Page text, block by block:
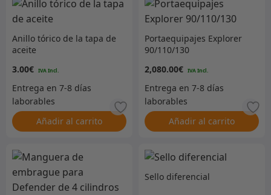
Anillo tórico de la tapa de
aceite
3.00€
Añadir al carrito
Portaequipajes Explorer
90/110/130
2,080.00€
Añadir al carrito
Sello diferencial